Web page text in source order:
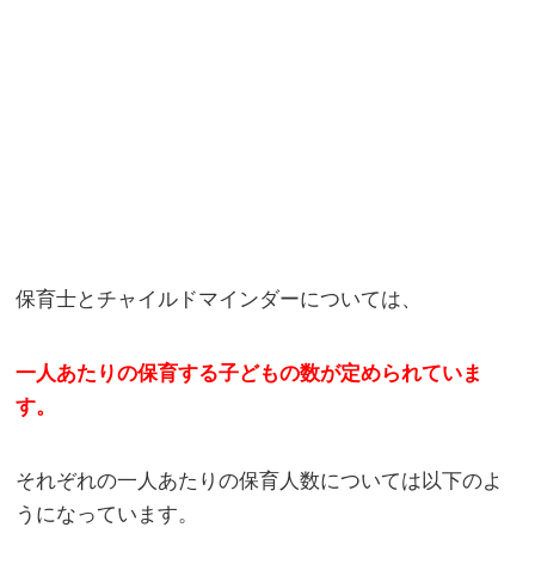
保育士とチャイルドマインダーについては、
一人あたりの保育する子どもの数が定められていま
す。
それぞれの一人あたりの保育人数については以下のよ
うになっています。